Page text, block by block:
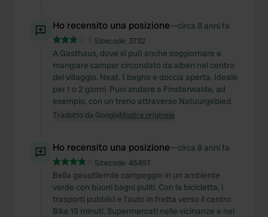
Ho recensito una posizione—circa 8 anni fa
Sitecode: 3732
A Gasthaus, dove si può anche soggiornare e
mangiare camper circondato da alberi nel centro
del villaggio. Neat. 1 bagno e doccia aperta. Ideale
per 1 o 2 giorni. Puoi andare a Finsterwalde, ad
esempio, con un treno attraverso Natuurgebied.
Tradotto da GoogleMostra originale
Ho recensito una posizione—circa 8 anni fa
Sitecode: 45497
Bella geoutilerrde campeggio in un ambiente
verde con buoni bagni puliti. Con la bicicletta, i
trasporti pubblici e l'auto in fretta verso il centro.
Bike 15 minuti. Supermercati nelle vicinanze e nel